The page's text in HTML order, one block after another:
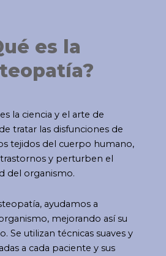
es la
la ciencia y el arte de
tratar las disfunciones de
tejidos del cuerpo humano,
y perturben el
del organismo.
ayudamos a
mejorando así su
Se utilizan técnicas suaves y
a cada paciente y sus